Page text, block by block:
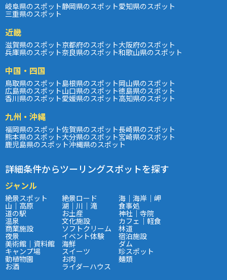
岐阜県のスポット静岡県のスポット愛知県のスポット
三重県のスポット
近畿
滋賀県のスポット京都府のスポット大阪府のスポット
兵庫県のスポット奈良県のスポット和歌山県のスポット
中国・四国
鳥取県のスポット島根県のスポット岡山県のスポット
広島県のスポット山口県のスポット徳島県のスポット
香川県のスポット愛媛県のスポット高知県のスポット
九州・沖縄
福岡県のスポット佐賀県のスポット長崎県のスポット
熊本県のスポット大分県のスポット宮崎県のスポット
鹿児島県のスポット沖縄県のスポット
詳細条件からツーリングスポットを探す
ジャンル
絶景スポット 絶景ロード 海｜海岸｜岬
山｜高原 湖｜川｜滝 食事処
道の駅 お土産 神社｜寺院
温泉 文化施設 カフェ｜軽食
商業施設 ソフトクリーム 林道
夜景 イベント体験 宿泊施設
美術館｜資料館 海鮮 ダム
キャンプ場 スイーツ 珍スポット
動植物園 お肉 麺類
お酒 ライダーハウス